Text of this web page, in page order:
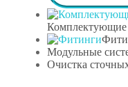
Комплектующие
Модульные
Очистка